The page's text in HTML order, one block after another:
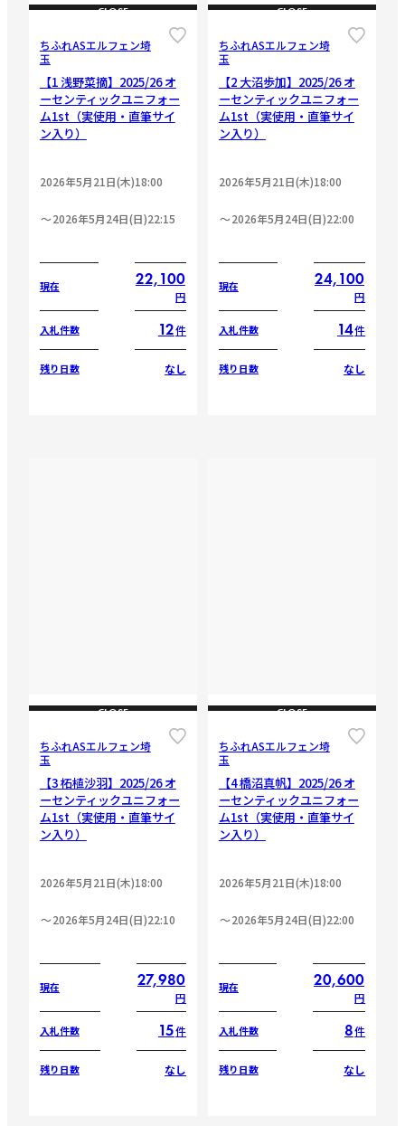
CLOSE
ちふれASエルフェン埼
玉
【1 浅野菜摘】2025/26 オ
ーセンティックユニフォー
ム1st（実使用・直筆サイ
ン入り）
2026年5月21日(木)18:00
2026年5月24日(日)22:15
現在 22,100
円
入札件数 12件
残り日数 なし
CLOSE
ちふれASエルフェン埼
玉
【2 大沼歩加】2025/26 オ
ーセンティックユニフォー
ム1st（実使用・直筆サイ
ン入り）
2026年5月21日(木)18:00
2026年5月24日(日)22:00
現在 24,100
円
入札件数 14件
残り日数 なし
CLOSE
ちふれASエルフェン埼
玉
【3 柘植沙羽】2025/26 オ
ーセンティックユニフォー
ム1st（実使用・直筆サイ
ン入り）
2026年5月21日(木)18:00
2026年5月24日(日)22:10
現在 27,980
円
入札件数 15件
残り日数 なし
CLOSE
ちふれASエルフェン埼
玉
【4 橋沼真帆】2025/26 オ
ーセンティックユニフォー
ム1st（実使用・直筆サイ
ン入り）
2026年5月21日(木)18:00
2026年5月24日(日)22:00
現在 20,600
円
入札件数 8件
残り日数 なし